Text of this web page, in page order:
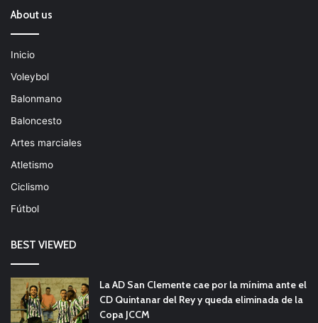
About us
Inicio
Voleybol
Balonmano
Baloncesto
Artes marciales
Atletismo
Ciclismo
Fútbol
BEST VIEWED
La AD San Clemente cae por la mínima ante el
CD Quintanar del Rey y queda eliminada de la
Copa JCCM